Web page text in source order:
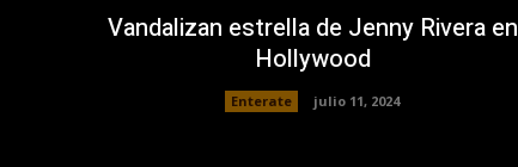
Vandalizan estrella de Jenny Rivera en
Hollywood
Enterate julio 11, 2024